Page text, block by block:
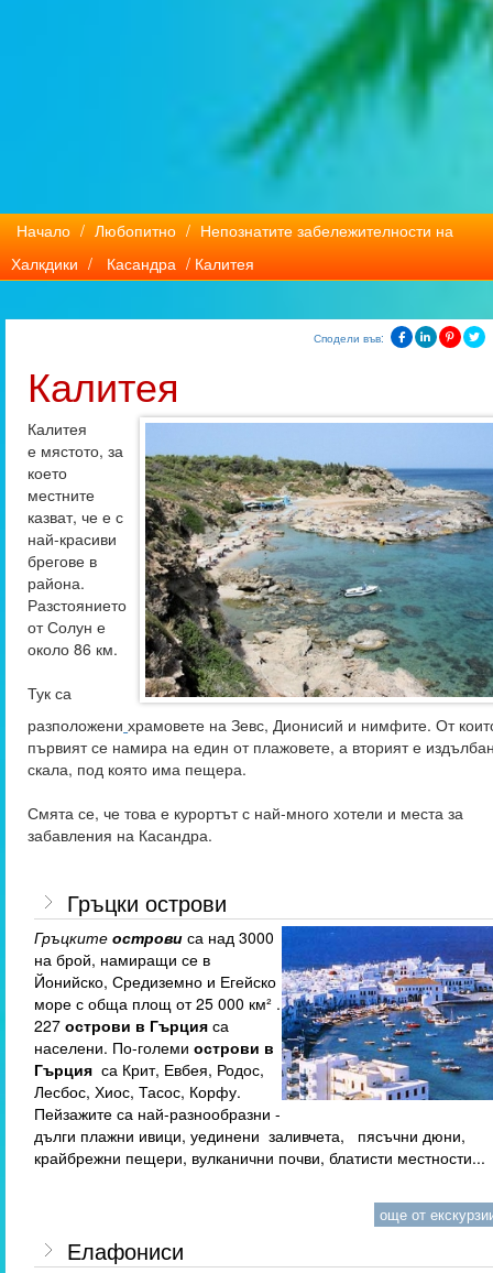
Начало / Любопитно / Непознатите забележителности на
Халкдики / Касандра / Калитея
Сподели във:
Калитея
Калитея
е мястото, за
което
местните
казват, че е с
най-красиви
брегове в
района.
Разстоянието
от Солун е
около 86 км.
Тук са
разположени храмовете на Зевс, Дионисий и нимфите. От
първият се намира на един от плажовете, а вторият е
скала, под която има пещера.
Смята се, че това е курортът с най-много хотели и места за
забавления на Касандра.
Гръцки острови
Гръцките острови са над 3000
на брой, намиращи се в
Йонийско, Средиземно и Егейско
море с обща площ от 25 000 км² .
227острови в Гърция са
населени. По-големиострови в
Гърция са Крит, Евбея, Родос,
Лесбос, Хиос, Тасос, Корфу.
Пейзажите са най-разнообразни -
дълги плажни ивици, уединени заливчета, пясъчни дюни,
крайбрежни пещери, вулканични почви, блатисти местности...
още от
Елафониси